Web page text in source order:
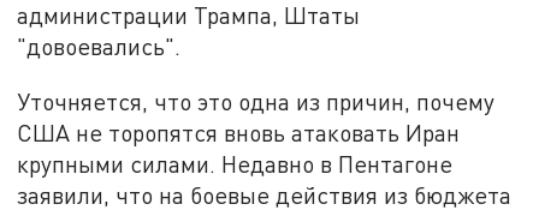
администрации Трампа, Штаты
"довоевались".
Уточняется, что это одна из причин, почему
США не торопятся вновь атаковать Иран
крупными силами. Недавно в Пентагоне
заявили, что на боевые действия из бюджета